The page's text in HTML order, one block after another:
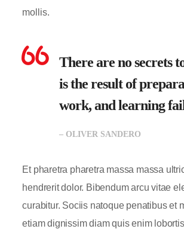
mollis.
There are no secrets
is the result of
work, and learning
– OLIVER SANDERO
Et pharetra pharetra massa massa
hendrerit dolor. Bibendum arcu vitae
curabitur. Sociis natoque penatibus et
etiam dignissim diam quis enim